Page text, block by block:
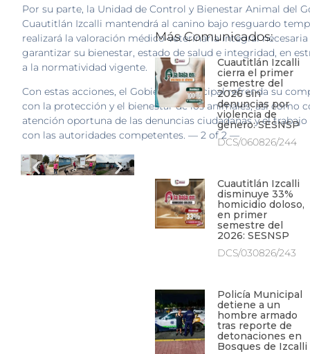
Por su parte, la Unidad de Control y Bienestar Animal del
Cuautitlán Izcalli mantendrá al canino bajo resguardo
realizará la valoración médico-veterinaria integral necesaria
garantizar su bienestar, estado de salud e integridad, en
a la normatividad vigente.
Con estas acciones, el Gobierno Municipal refrenda su
con la protección y el bienestar de los animales, así como
atención oportuna de las denuncias ciudadanas y el
con las autoridades competentes. — 2 of 2 —
Más Comunicados:
Cuautitlán Izcalli
cierra el primer
semestre del
2026 sin
denuncias por
violencia de
género: SESNSP
DCS/060826/244
Cuautitlán Izcalli
disminuye 33%
homicidio doloso,
en primer
semestre del
2026: SESNSP
DCS/030826/243
Policía Municipal
detiene a un
hombre armado
tras reporte de
detonaciones en
Bosques de Izcalli